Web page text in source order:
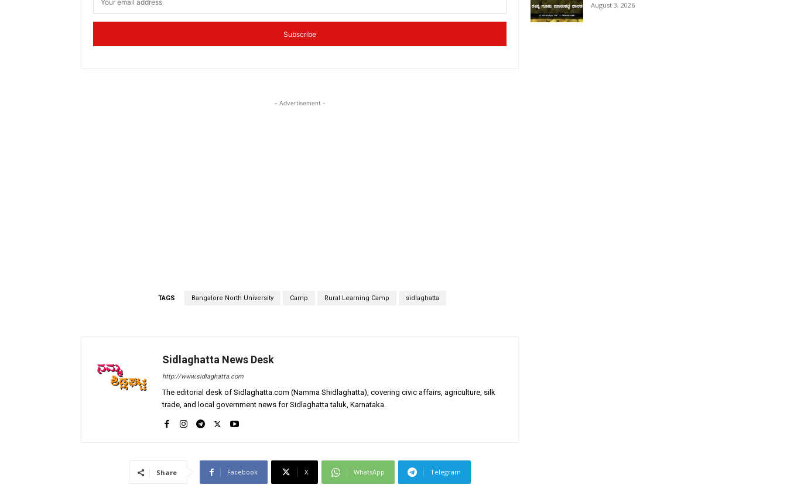
Subscribe
- Advertisement -
TAGS Bangalore North University Camp Rural Learning Camp sidlaghatta
Sidlaghatta News Desk
http://www.sidlaghatta.com
The editorial desk of Sidlaghatta.com (Namma Shidlaghatta), covering civic affairs, agriculture, silk
trade, and local government news for Sidlaghatta taluk, Karnataka.
Share Facebook X WhatsApp Telegram
August 3, 2026